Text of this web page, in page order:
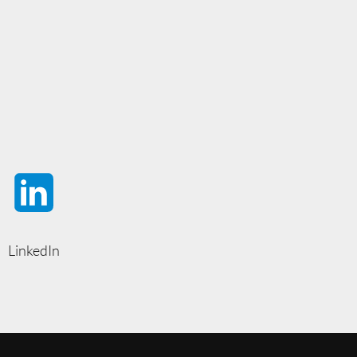
LinkedIn